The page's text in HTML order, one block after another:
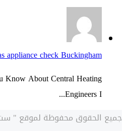
appliance check Buckingham
Know About Central Heating
Engineers I...
جميع الحقوق محفوظة لموقع "